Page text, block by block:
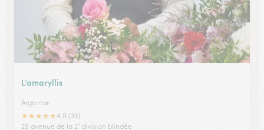
L’amaryllis
Argentan
★★★★★4.9 (33)
29 avenue de la 2° division blindée